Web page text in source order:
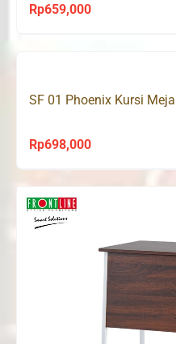
Rp659,000
SF 01 Phoenix Kursi
Rp698,000